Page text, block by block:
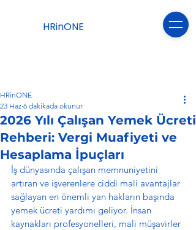
HRinONE
2026 Yılı Çalışan Yemek Ücreti
Rehberi: Vergi Muafiyeti ve
Hesaplama İpuçları
HRinONE
23 Haz 6 dakikada okunur
İş dünyasında çalışan memnuniyetini
artıran ve işverenlere ciddi mali avantajlar
sağlayan en önemli yan hakların başında
yemek ücreti yardımı geliyor. İnsan
kaynakları profesyonelleri, mali müşavirler